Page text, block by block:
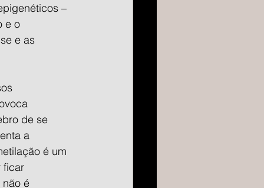
–
e o
e as
de se
a
é um
ficar
é